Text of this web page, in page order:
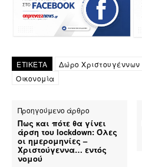
ΕΤΙΚΕΤΑ Δώρο Χριστουγέννων
Οικονομία
Προηγούμενο άρθρο
Πως και πότε θα γίνει
άρση του lockdown: Όλες
οι ημερομηνίες –
Χριστούγεννα… εντός
νομού